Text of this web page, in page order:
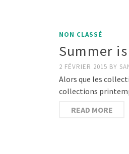
NON CLASSÉ
Summer
2 FÉVRIER 2015 BY
Alors que les
collections
READ MORE